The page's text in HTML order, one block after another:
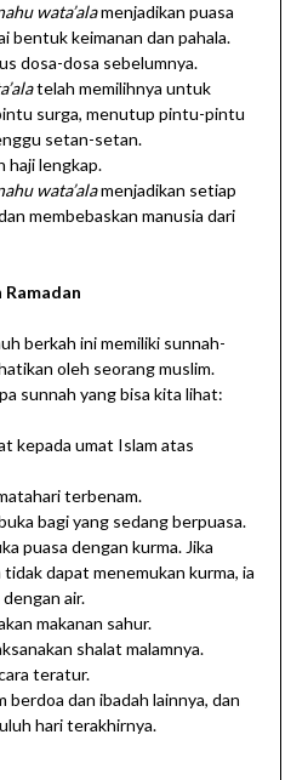
wata’alamenjadikan puasa
bentuk keimanan dan pahala.
dosa-dosa sebelumnya.
telah memilihnya untuk
surga, menutup pintu-pintu
setan-setan.
haji lengkap.
wata’alamenjadikan setiap
membebaskan manusia dari
Ramadan
berkah ini memiliki sunnah-
oleh seorang muslim.
sunnah yang bisa kita lihat:
kepada umat Islam atas
terbenam.
bagi yang sedang berpuasa.
puasa dengan kurma. Jika
dapat menemukan kurma, ia
air.
makanan sahur.
shalat malamnya.
teratur.
berdoa dan ibadah lainnya, dan
hari terakhirnya.